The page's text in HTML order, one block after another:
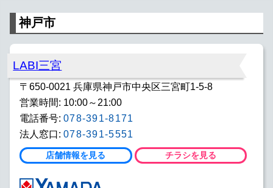
神戸市
LABI三宮
〒650-0021 兵庫県神戸市中央区三宮町1-5-8
営業時間: 10:00～21:00
電話番号: 078-391-8171
法人窓口: 078-391-5551
店舗情報を見る チラシを見る